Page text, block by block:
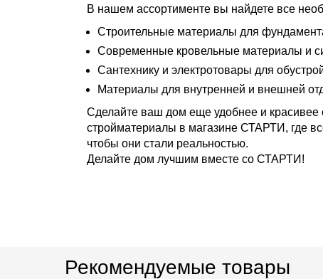
В нашем ассортименте вы найдете все
Строительные материалы для
Современные кровельные материалы и
Сантехнику и электротовары для
Материалы для внутренней и внешней
Сделайте ваш дом еще удобнее и красивее
стройматериалы в магазине СТАРТИ, где
чтобы они стали реальностью.
Делайте дом лучшим вместе со СТАРТИ!
Рекомендуемые товары